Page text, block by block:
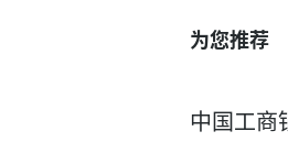
为您推荐
中国工商